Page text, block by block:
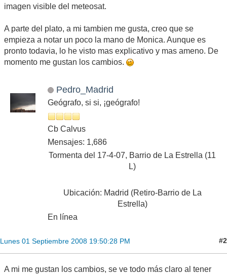
imagen visible del meteosat.
A parte del plato, a mi tambien me gusta, creo que se
empieza a notar un poco la mano de Monica. Aunque es
pronto todavia, lo he visto mas explicativo y mas ameno. De
momento me gustan los cambios.
Pedro_Madrid
Geógrafo, si si, ¡geógrafo!
Cb Calvus
Mensajes: 1,686
Tormenta del 17-4-07, Barrio de La Estrella (11
L)
Ubicación: Madrid (Retiro-Barrio de La
Estrella)
En línea
Lunes 01 Septiembre 2008 19:50:28 PM #2
A mi me gustan los cambios, se ve todo más claro al tener